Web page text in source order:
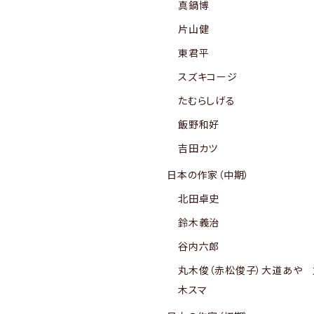
真鍋博
片山健
東君平
スズキコージ
たむらしげる
飯野和好
吉田カツ
日本の作家（中期）
北田卓史
鈴木義治
谷内六郎
丸木俊（赤松俊子）大道あや
木スマ